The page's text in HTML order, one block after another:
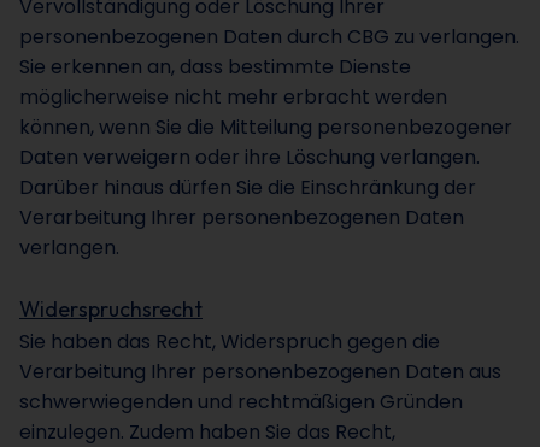
Vervollständigung oder Löschung Ihrer
personenbezogenen Daten durch CBG zu verlangen.
Sie erkennen an, dass bestimmte Dienste
möglicherweise nicht mehr erbracht werden
können, wenn Sie die Mitteilung personenbezogener
Daten verweigern oder ihre Löschung verlangen.
Darüber hinaus dürfen Sie die Einschränkung der
Verarbeitung Ihrer personenbezogenen Daten
verlangen.
Widerspruchsrecht
Sie haben das Recht, Widerspruch gegen die
Verarbeitung Ihrer personenbezogenen Daten aus
schwerwiegenden und rechtmäßigen Gründen
einzulegen. Zudem haben Sie das Recht,